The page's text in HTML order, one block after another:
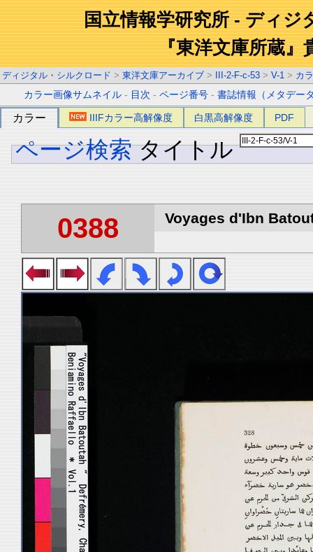
国立情報学研究所 - ディジ
『東洋文庫所蔵』
ディジタル・シルクロード > 東洋文庫アーカイブ > III-2-F-c-53 > V-1 > カ
カラー画像サムネイル - 目次 -ページ番号 -書誌情報（メタデー
カラー IIIFカラー高解像度 白黒高解像度 PDF
ページ検索 タイトル
0388 Voyages d'Ibn